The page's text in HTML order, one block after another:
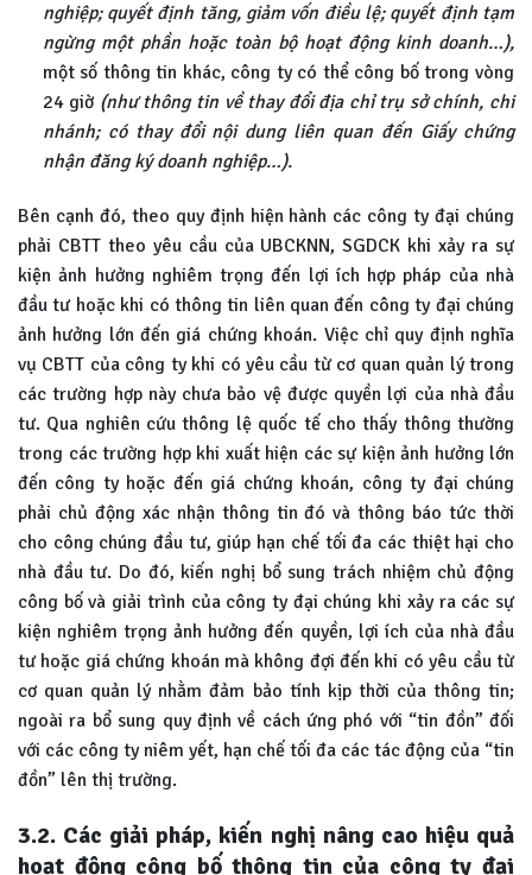
nghiệp; quyết định tăng, giảm vốn điều lệ; quyết định tạm
ngừng một phần hoặc toàn bộ hoạt động kinh doanh…),
một số thông tin khác, công ty có thể công bố trong vòng
24 giờ (như thông tin về thay đổi địa chỉ trụ sở chính, chi
nhánh; có thay đổi nội dung liên quan đến Giấy chứng
nhận đăng ký doanh nghiệp…).
Bên cạnh đó, theo quy định hiện hành các công ty đại chúng
phải CBTT theo yêu cầu của UBCKNN, SGDCK khi xảy ra sự
kiện ảnh hưởng nghiêm trọng đến lợi ích hợp pháp của nhà
đầu tư hoặc khi có thông tin liên quan đến công ty đại chúng
ảnh hưởng lớn đến giá chứng khoán. Việc chỉ quy định nghĩa
vụ CBTT của công ty khi có yêu cầu từ cơ quan quản lý trong
các trường hợp này chưa bảo vệ được quyền lợi của nhà đầu
tư. Qua nghiên cứu thông lệ quốc tế cho thấy thông thường
trong các trường hợp khi xuất hiện các sự kiện ảnh hưởng lớn
đến công ty hoặc đến giá chứng khoán, công ty đại chúng
phải chủ động xác nhận thông tin đó và thông báo tức thời
cho công chúng đầu tư, giúp hạn chế tối đa các thiệt hại cho
nhà đầu tư. Do đó, kiến nghị bổ sung trách nhiệm chủ động
công bố và giải trình của công ty đại chúng khi xảy ra các sự
kiện nghiêm trọng ảnh hưởng đến quyền, lợi ích của nhà đầu
tư hoặc giá chứng khoán mà không đợi đến khi có yêu cầu từ
cơ quan quản lý nhằm đảm bảo tính kịp thời của thông tin;
ngoài ra bổ sung quy định về cách ứng phó với “tin đồn” đối
với các công ty niêm yết, hạn chế tối đa các tác động của “tin
đồn” lên thị trường.
3.2. Các giải pháp, kiến nghị nâng cao hiệu quả
hoạt động công bố thông tin của công ty đại